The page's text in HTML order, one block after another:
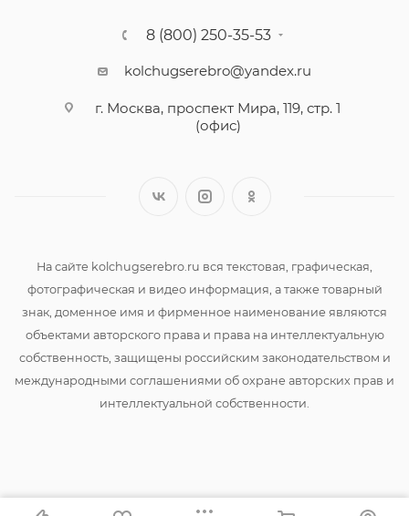
8 (800) 250-35-53
kolchugserebro@yandex.ru
г. Москва, проспект Мира, 119, стр. 1
(офис)
На сайте kolchugserebro.ru вся текстовая, графическая,
фотографическая и видео информация, а также товарный
знак, доменное имя и фирменное наименование являются
объектами авторского права и права на интеллектуальную
собственность, защищены российским законодательством и
международными соглашениями об охране авторских прав и
интеллектуальной собственности.